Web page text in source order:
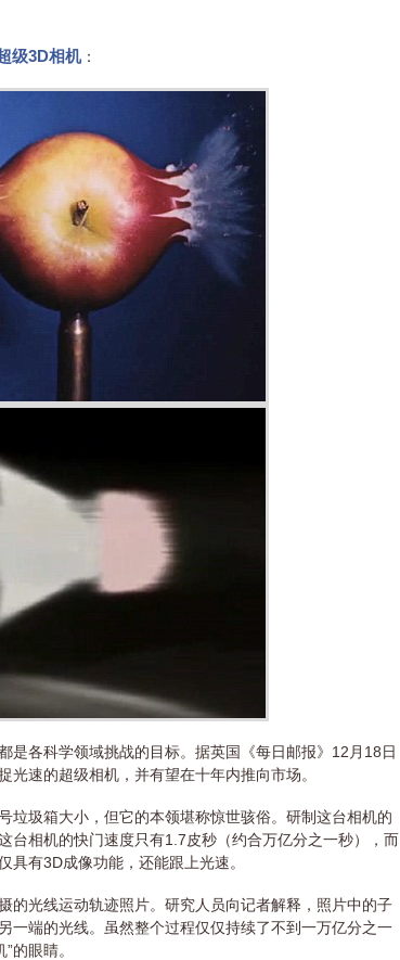
级3D相机：
是各科学领域挑战的目标。据英国《每日邮报》12月18日
光速的超级相机，并有望在十年内推向市场。
垃圾箱大小，但它的本领堪称惊世骇俗。研制这台相机的
台相机的快门速度只有1.7皮秒（约合万亿分之一秒），而
具有3D成像功能，还能跟上光速。
的光线运动轨迹照片。研究人员向记者解释，照片中的子
一端的光线。虽然整个过程仅仅持续了不到一万亿分之一
的眼睛。